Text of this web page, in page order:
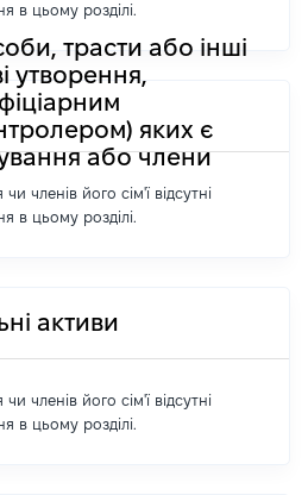
в цьому розділі.
трасти або інші
утворення,
яких є
або члени
членів його сім'ї відсутні
в цьому розділі.
активи
членів його сім'ї відсутні
в цьому розділі.